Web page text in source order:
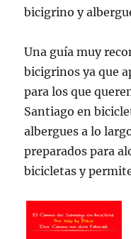
bicigrino y
Una guía muy
bicigrinos ya que
para los que
Santiago en
albergues a lo
preparados para
bicicletas y